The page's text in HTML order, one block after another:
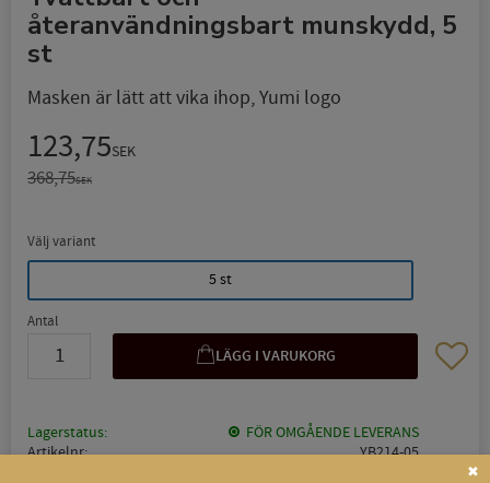
återanvändningsbart munskydd, 5
st
Masken är lätt att vika ihop, Yumi logo
Nedsatt pris:
123,75SEK
Ordinarie pris:
368,75SEK
Välj variant
5 st
Antal
Lägg
Lagerstatus
FÖR OMGÅENDE LEVERANS
Artikelnr
YB214-05
✖